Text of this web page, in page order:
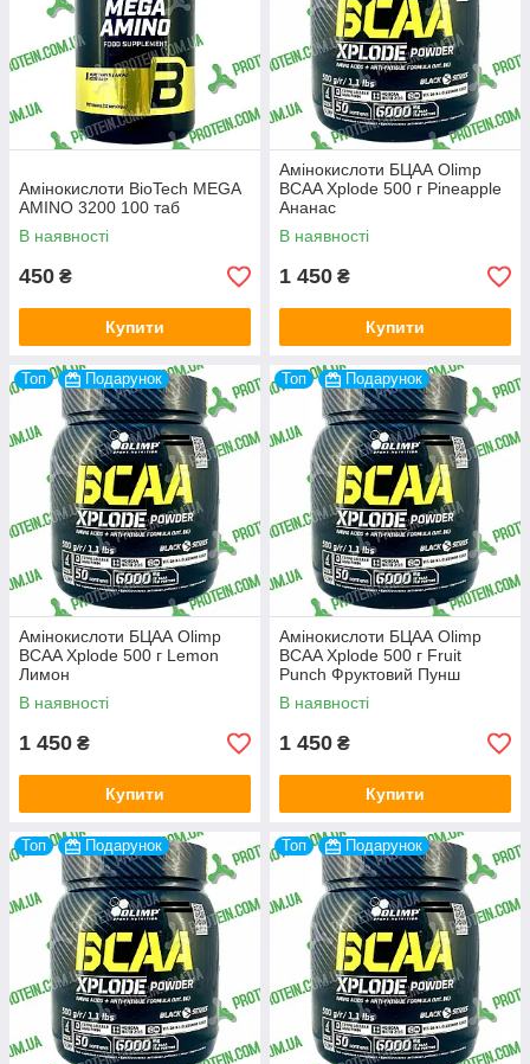
Амінокислоти BioTech MEGA
AMINO 3200 100 таб
В наявності
450 ₴
Купити
Амінокислоти БЦАА Olimp
BCAA Xplode 500 г Pineapple
Ананас
В наявності
1 450 ₴
Купити
Топ Подарунок
Амінокислоти БЦАА Olimp
BCAA Xplode 500 г Lemon
Лимон
В наявності
1 450 ₴
Купити
Топ Подарунок
Амінокислоти БЦАА Olimp
BCAA Xplode 500 г Fruit
Punch Фруктовий Пунш
В наявності
1 450 ₴
Купити
Топ Подарунок Топ Подарунок